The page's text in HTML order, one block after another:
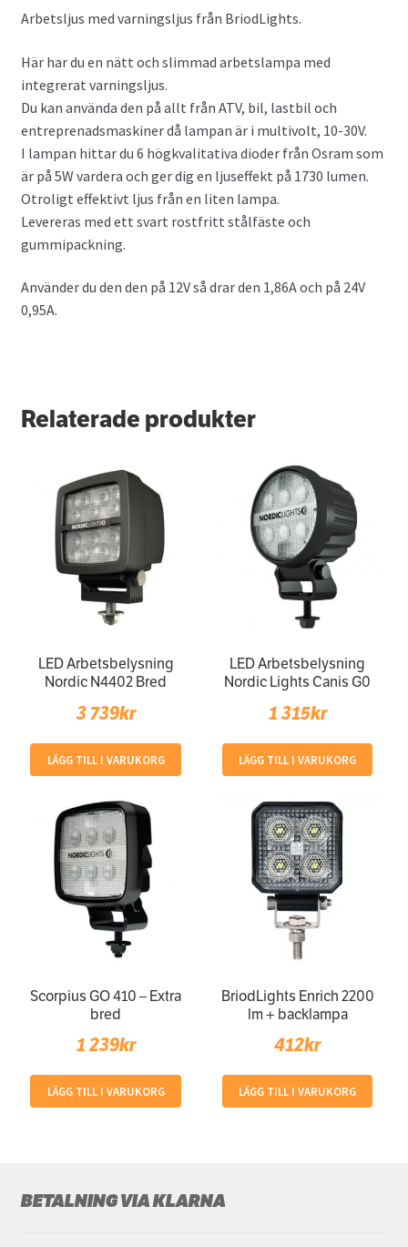
Arbetsljus med varningsljus från BriodLights.
Här har du en nätt och slimmad arbetslampa med
integrerat varningsljus.
Du kan använda den på allt från ATV, bil, lastbil och
entreprenadsmaskiner då lampan är i multivolt, 10-30V.
I lampan hittar du 6 högkvalitativa dioder från Osram som
är på 5W vardera och ger dig en ljuseffekt på 1730 lumen.
Otroligt effektivt ljus från en liten lampa.
Levereras med ett svart rostfritt stålfäste och
gummipackning.
Använder du den den på 12V så drar den 1,86A och på 24V
0,95A.
Relaterade produkter
LED Arbetsbelysning
Nordic N4402 Bred
3 739kr
LÄGG TILL I VARUKORG
LED Arbetsbelysning
Nordic Lights Canis G0
1 315kr
LÄGG TILL I VARUKORG
Scorpius GO 410 – Extra
bred
1 239kr
LÄGG TILL I VARUKORG
BriodLights Enrich 2200
lm + backlampa
412kr
LÄGG TILL I VARUKORG
BETALNING VIA KLARNA